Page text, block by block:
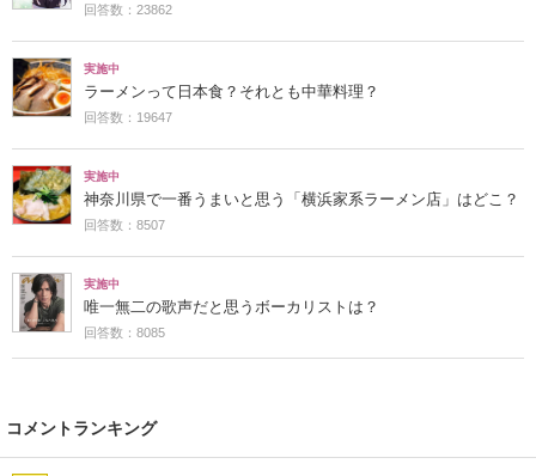
回答数：23862
実施中
ラーメンって日本食？それとも中華料理？
回答数：19647
実施中
神奈川県で一番うまいと思う「横浜家系ラーメン店」はどこ？
回答数：8507
実施中
唯一無二の歌声だと思うボーカリストは？
回答数：8085
コメントランキング